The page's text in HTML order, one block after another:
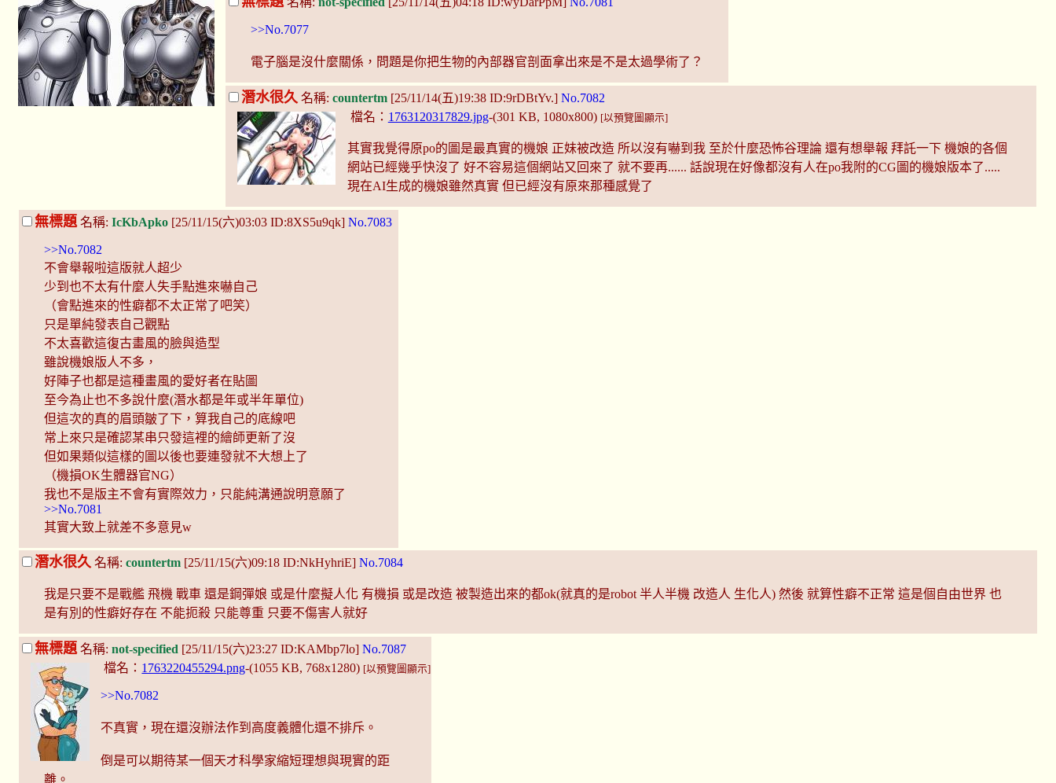
>>No.7077
電子腦是沒什麼關係，問題是你把生物的內部器官剖面拿出來是不是太過學術了？
潛水很久 名稱:countertm [25/11/14(五)19:38 ID:9rDBtYv.]No.7082
檔名： 1763120317829.jpg-(301 KB, 1080x800) [以預覽圖顯示]
其實我覺得原po的圖是最真實的機娘 正妹被改造 所以沒有嚇到我 至於什麼恐怖谷理論 還有想舉報 拜託一下 機娘的各個
網站已經幾乎快沒了 好不容易這個網站又回來了 就不要再...... 話說現在好像都沒有人在po我附的CG圖的機娘版本了.....
現在AI生成的機娘雖然真實 但已經沒有原來那種感覺了
無標題 名稱: IcKbApko [25/11/15(六)03:03 ID:8XS5u9qk] No.7083
>>No.7082
不會舉報啦這版就人超少
少到也不太有什麼人失手點進來嚇自己
（會點進來的性癖都不太正常了吧笑）
只是單純發表自己觀點
不太喜歡這復古畫風的臉與造型
雖說機娘版人不多，
好陣子也都是這種畫風的愛好者在貼圖
至今為止也不多說什麼(潛水都是年或半年單位)
但這次的真的眉頭皺了下，算我自己的底線吧
常上來只是確認某串只發這裡的繪師更新了沒
但如果類似這樣的圖以後也要連發就不大想上了
（機損OK生體器官NG）
我也不是版主不會有實際效力，只能純溝通說明意願了
>>No.7081
其實大致上就差不多意見w
潛水很久 名稱: countertm [25/11/15(六)09:18 ID:NkHyhriE] No.7084
我是只要不是戰艦 飛機 戰車 還是鋼彈娘 或是什麼擬人化 有機損 或是改造 被製造出來的都ok(就真的是robot 半人半機 改造人 生化人) 然後 就算性癖不正常 這是個自由世界 也
是有別的性癖好存在 不能扼殺 只能尊重 只要不傷害人就好
無標題 名稱: not-specified [25/11/15(六)23:27 ID:KAMbp7lo] No.7087
檔名： 1763220455294.png-(1055 KB, 768x1280) [以預覽圖顯示]
>>No.7082
不真實，現在還沒辦法作到高度義體化還不排斥。
倒是可以期待某一個天才科學家縮短理想與現實的距
離。